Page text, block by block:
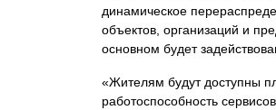
динамическое
объектов, организаций и
основном будет
«Жителям будут доступны
работоспособность